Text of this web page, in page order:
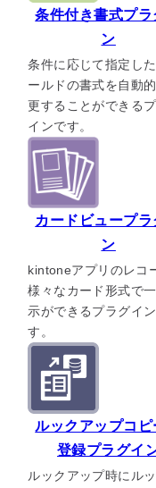
セミナー
運用相談し
最適なサービスをご
簡単
30秒
条件付き書式プラ
ン
条件に応じて指定し
ールドの書式を自動
更することができる
インです。
カードビュープラ
ン
kintoneアプリのレコ
様々なカード形式で
示ができるプラグイ
す。
ルックアップコピ
登録プラグイ
ルックアップ時にル